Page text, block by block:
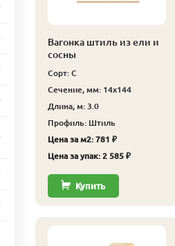
Вагонка штиль из ели и
сосны
Сорт: С
Сечение, мм: 14x144
Длина, м: 3.0
Профиль: Штиль
Цена за м2: 781 ₽
Цена за упак: 2 585 ₽
Купить